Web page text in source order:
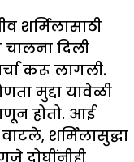
शर्मिलासाठी
चालना दिली
करू लागली.
मुद्दा यावेळी
होतो. आई
शर्मिलासुद्धा
दोघींनीही